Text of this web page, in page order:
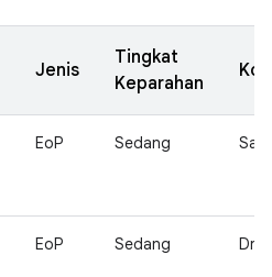
Jenis
Tingkat
Keparahan
EoP Sedang
EoP Sedang